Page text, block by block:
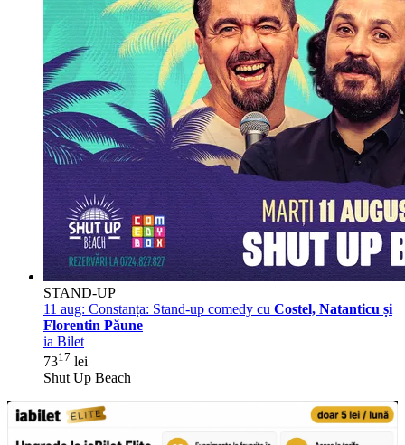
STAND-UP
11 aug: Constanța: Stand-up comedy cu Costel, Natanticu și
Florentin Păune
ia Bilet
7317 lei
Shut Up Beach